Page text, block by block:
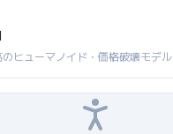
ヒューマノイド・価格破壊モデル